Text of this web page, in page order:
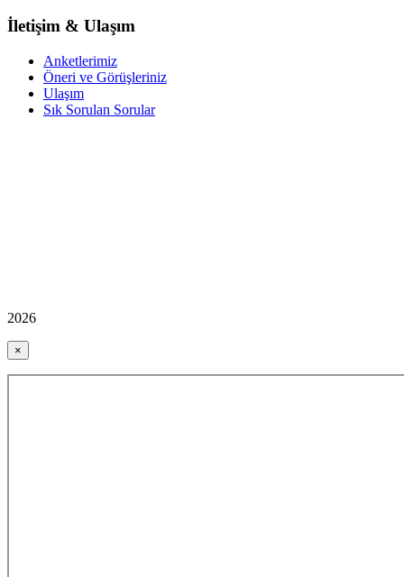
İletişim & Ulaşım
Anketlerimiz
Öneri ve Görüşleriniz
Ulaşım
Sık Sorulan Sorular
2026
×